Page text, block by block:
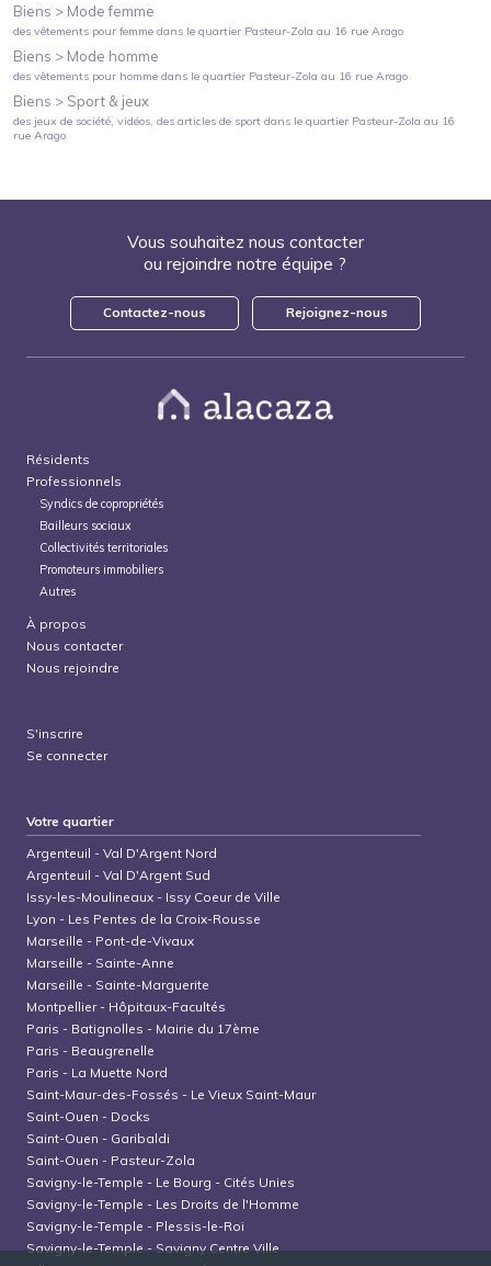
Biens > Mode femme
des vêtements pour femme dans le quartier Pasteur-Zola au 16 rue Arago
Biens > Mode homme
des vêtements pour homme dans le quartier Pasteur-Zola au 16 rue Arago
Biens > Sport & jeux
des jeux de société, vidéos, des articles de sport dans le quartier Pasteur-Zola au 16
rue Arago
Vous souhaitez nous contacter
ou rejoindre notre équipe ?
Contactez-nous Rejoignez-nous
Résidents
Professionnels
Syndics de copropriétés
Bailleurs sociaux
Collectivités territoriales
Promoteurs immobiliers
Autres
À propos
Nous contacter
Nous rejoindre
S'inscrire
Se connecter
Votre quartier
Argenteuil -Val D'Argent Nord
Argenteuil -Val D'Argent Sud
Issy-les-Moulineaux - Issy Coeur de Ville
Lyon - Les Pentes de la Croix-Rousse
Marseille - Pont-de-Vivaux
Marseille - Sainte-Anne
Marseille - Sainte-Marguerite
Montpellier- Hôpitaux-Facultés
Paris - Batignolles - Mairie du 17ème
Paris - Beaugrenelle
Paris - La Muette Nord
Saint-Maur-des-Fossés - Le Vieux Saint-Maur
Saint-Ouen - Docks
Saint-Ouen - Garibaldi
Saint-Ouen - Pasteur-Zola
Savigny-le-Temple - Le Bourg - Cités Unies
Savigny-le-Temple - Les Droits de l'Homme
Savigny-le-Temple - Plessis-le-Roi
Savigny-le-Temple-Savigny Centre Ville